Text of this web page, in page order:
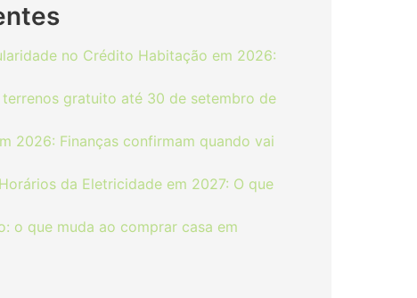
no Crédito Habitação em 2026:
terrenos gratuito até 30 de setembro de
2026: Finanças confirmam quando vai
da Eletricidade em 2027: O que
o que muda ao comprar casa em